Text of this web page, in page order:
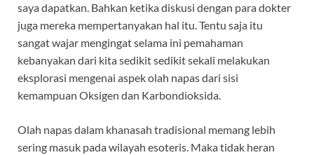
saya dapatkan. Bahkan ketika diskusi dengan para dokter
juga mereka mempertanyakan hal itu. Tentu saja itu
sangat wajar mengingat selama ini pemahaman
kebanyakan dari kita sedikit sedikit sekali melakukan
eksplorasi mengenai aspek olah napas dari sisi
kemampuan Oksigen dan Karbondioksida.
Olah napas dalam khanasah tradisional memang lebih
sering masuk pada wilayah esoteris. Maka tidak heran